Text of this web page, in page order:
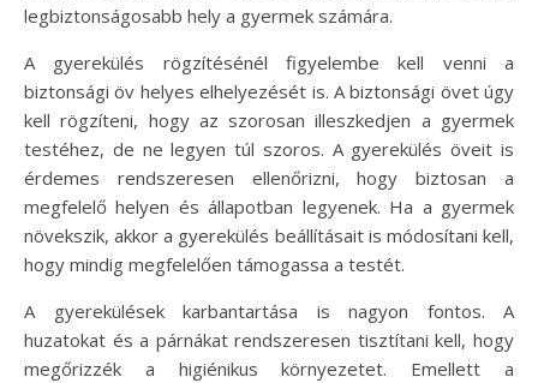
legbiztonságosabb hely a gyermek számára.
A gyerekülés rögzítésénél figyelembe kell venni a
biztonsági öv helyes elhelyezését is. A biztonsági övet úgy
kell rögzíteni, hogy az szorosan illeszkedjen a gyermek
testéhez, de ne legyen túl szoros. A gyerekülés öveit is
érdemes rendszeresen ellenőrizni, hogy biztosan a
megfelelő helyen és állapotban legyenek. Ha a gyermek
növekszik, akkor a gyerekülés beállításait is módosítani kell,
hogy mindig megfelelően támogassa a testét.
A gyerekülések karbantartása is nagyon fontos. A
huzatokat és a párnákat rendszeresen tisztítani kell, hogy
megőrizzék a higiénikus környezetet. Emellett a